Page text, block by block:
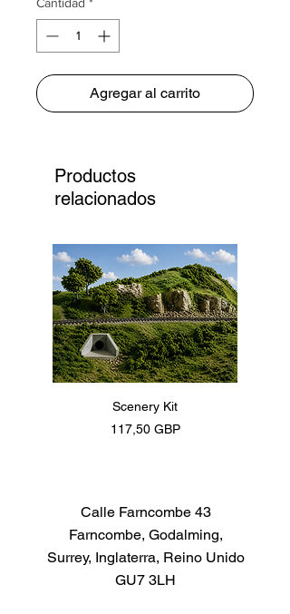
Agregar al carrito
Productos
relacionados
Scenery Kit
Precio
117,50 GBP
Calle Farncombe 43
Farncombe, Godalming,
Surrey, Inglaterra, Reino Unido
GU7 3LH